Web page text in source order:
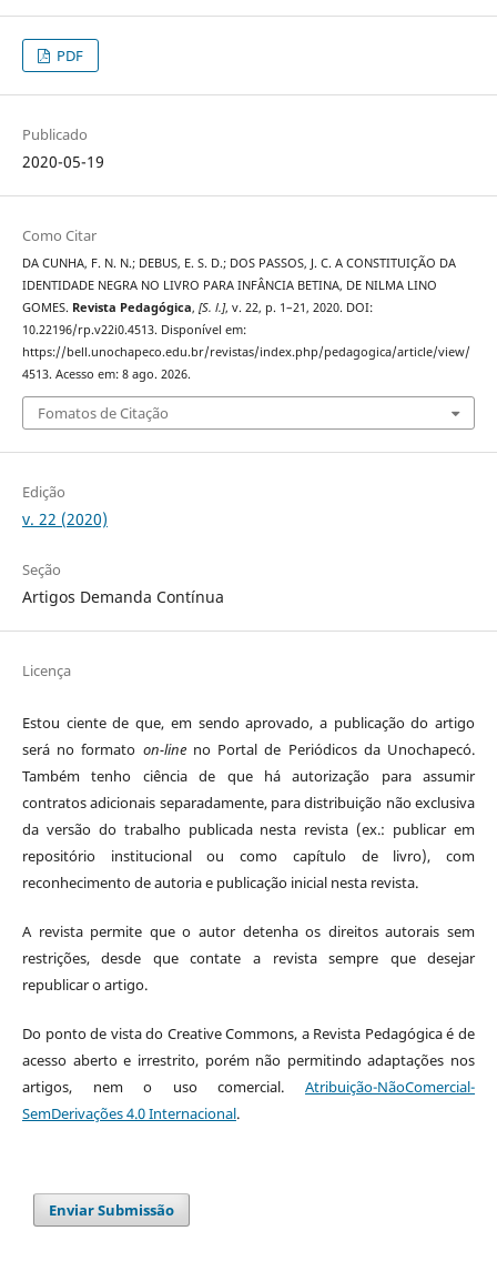
PDF
Publicado
2020-05-19
Como Citar
DA CUNHA, F. N. N.; DEBUS, E. S. D.; DOS PASSOS, J. C. A CONSTITUIÇÃO DA
IDENTIDADE NEGRA NO LIVRO PARA INFÂNCIA BETINA, DE NILMA LINO
GOMES. Revista Pedagógica, [S. l.], v. 22, p. 1–21, 2020. DOI:
10.22196/rp.v22i0.4513. Disponível em:
https://bell.unochapeco.edu.br/revistas/index.php/pedagogica/article/view/
4513. Acesso em: 8 ago. 2026.
Fomatos de Citação
Edição
v. 22 (2020)
Seção
Artigos Demanda Contínua
Licença
Estou ciente de que, em sendo aprovado, a publicação do artigo
será no formato on-lineno Portal de Periódicos da Unochapecó.
Também tenho ciência de que há autorização para assumir
contratos adicionais separadamente, para distribuição não exclusiva
da versão do trabalho publicada nesta revista (ex.: publicar em
repositório institucional ou como capítulo de livro), com
reconhecimento de autoria e publicação inicial nesta revista.
A revista permite que o autor detenha os direitos autorais sem
restrições, desde que contate a revista sempre que desejar
republicar o artigo.
Do ponto de vista do Creative Commons, a Revista Pedagógica é de
acesso aberto e irrestrito, porém não permitindo adaptações nos
artigos, nem o uso comercial.Atribuição-NãoComercial-
SemDerivações 4.0 Internacional.
Enviar Submissão